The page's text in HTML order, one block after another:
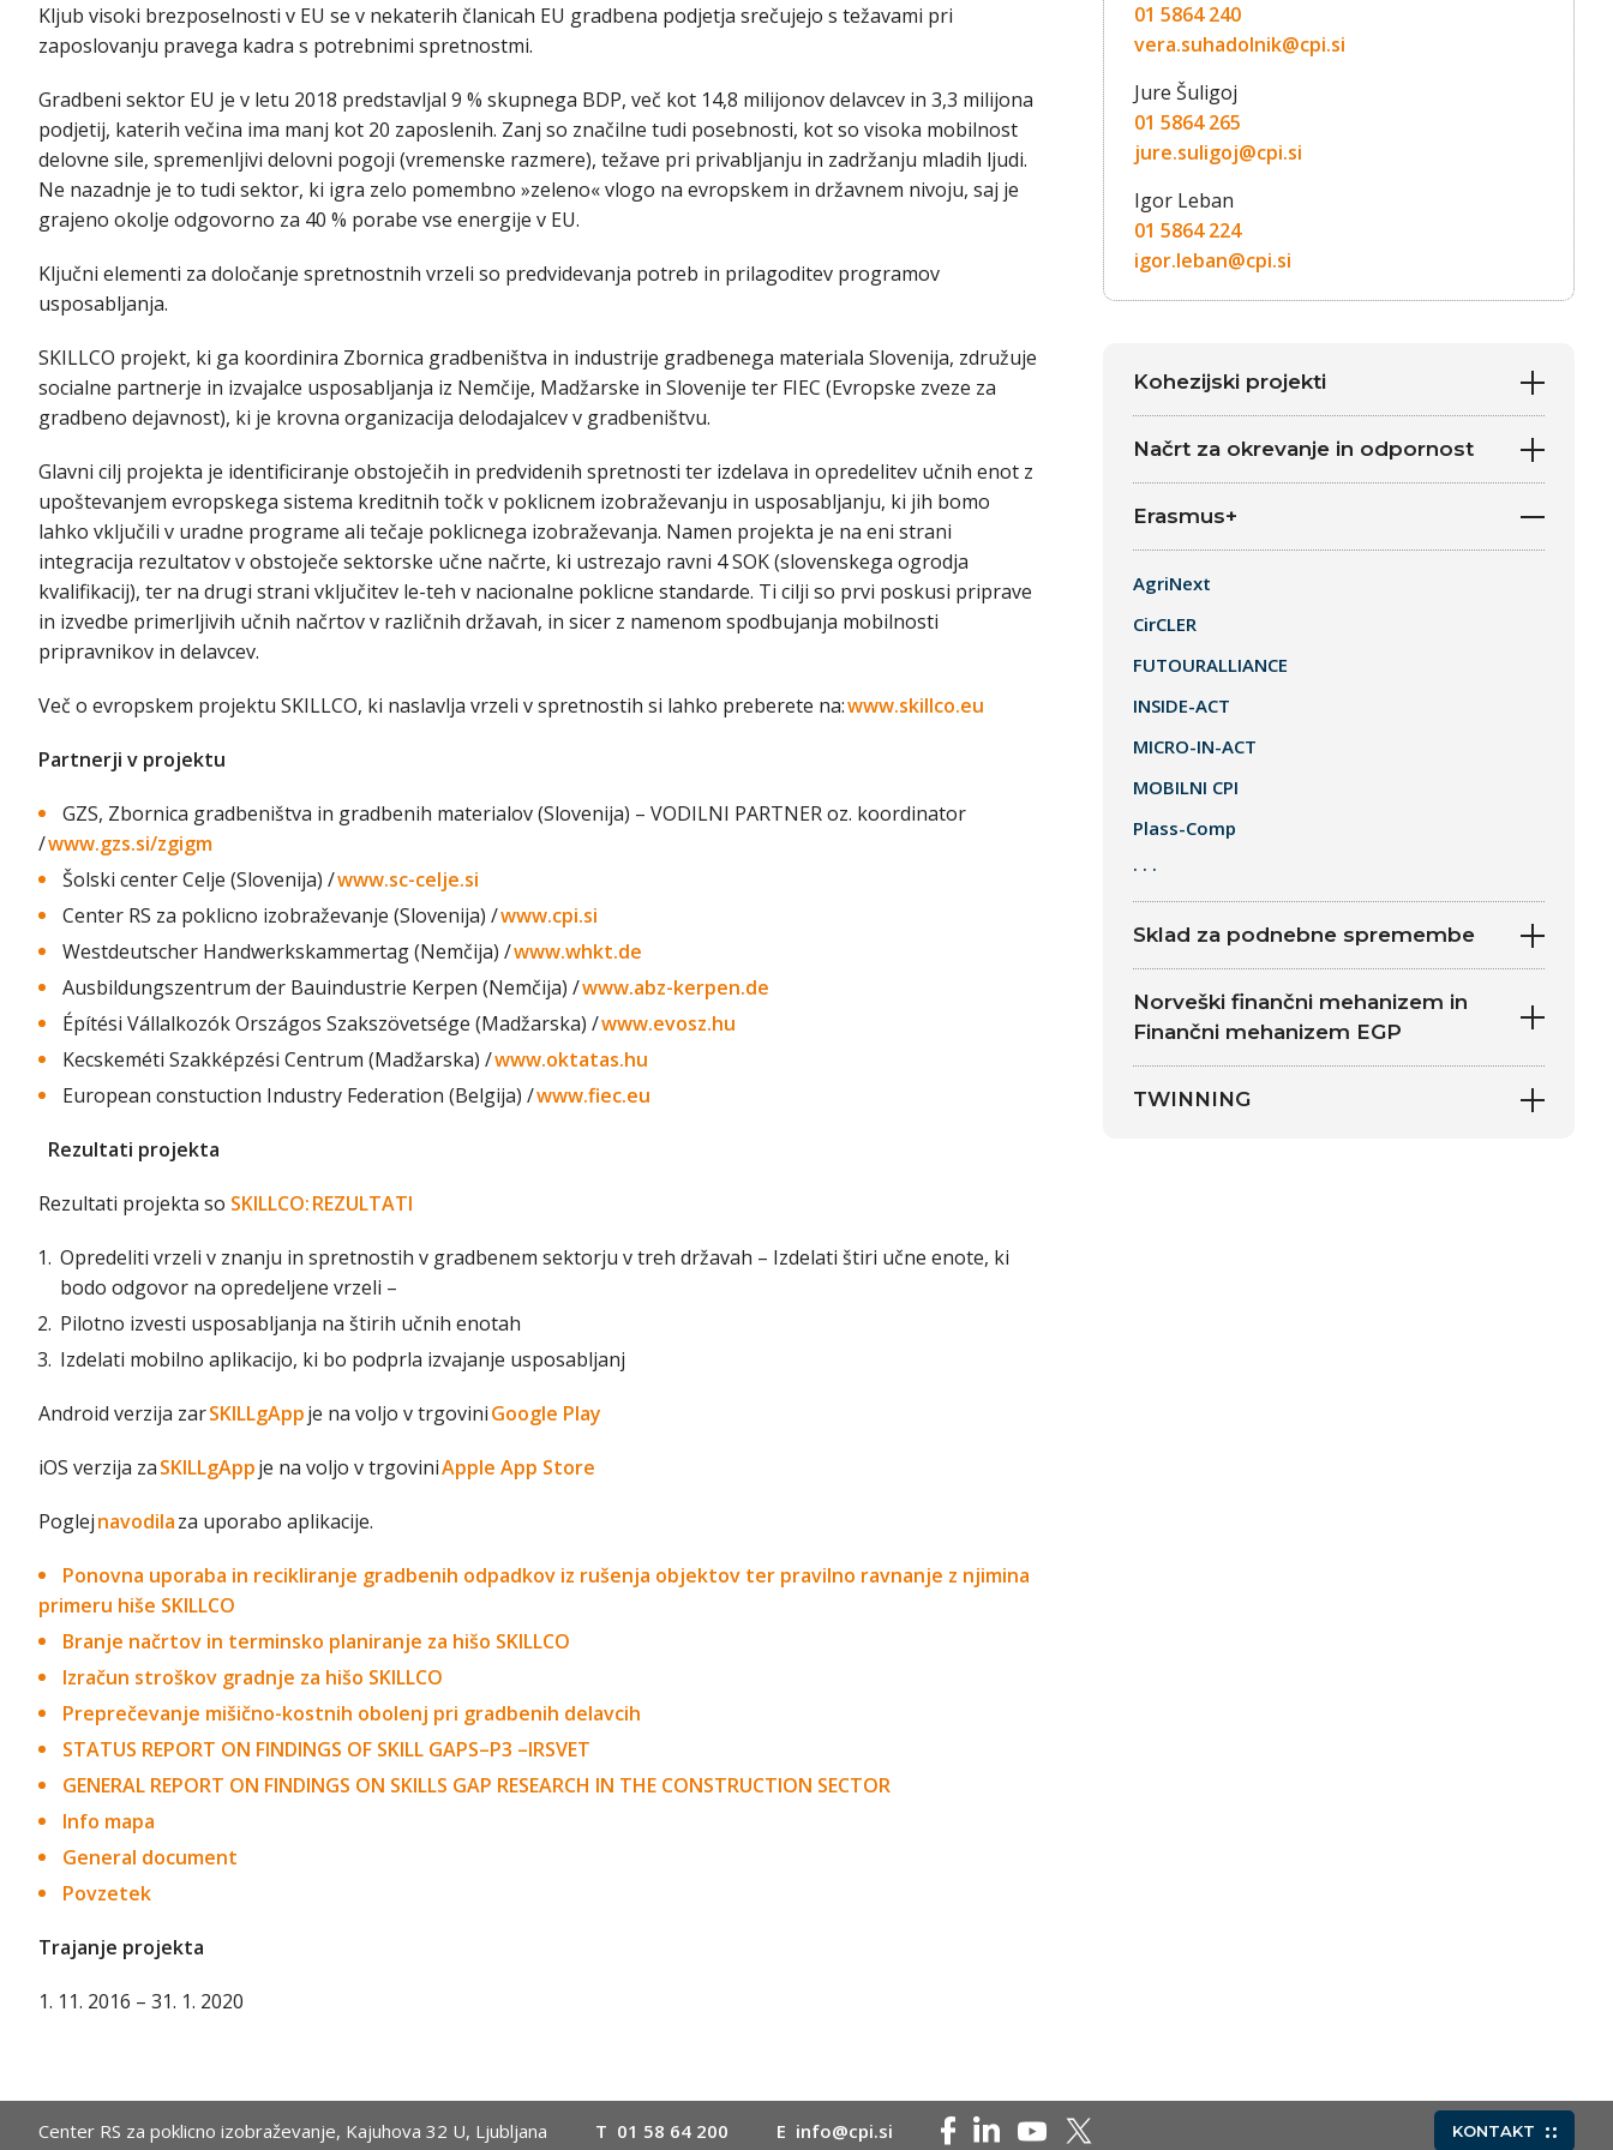
Kljub visoki brezposelnosti v EU se v nekaterih članicah EU gradbena podjetja srečujejo s težavami pri
zaposlovanju pravega kadra s potrebnimi spretnostmi.
Gradbeni sektor EU je v letu 2018 predstavljal 9 % skupnega BDP, več kot 14,8 milijonov delavcev in 3,3 milijona
podjetij, katerih večina ima manj kot 20 zaposlenih. Zanj so značilne tudi posebnosti, kot so visoka mobilnost
delovne sile, spremenljivi delovni pogoji (vremenske razmere), težave pri privabljanju in zadržanju mladih ljudi.
Ne nazadnje je to tudi sektor, ki igra zelo pomembno »zeleno« vlogo na evropskem in državnem nivoju, saj je
grajeno okolje odgovorno za 40 % porabe vse energije v EU.
Ključni elementi za določanje spretnostnih vrzeli so predvidevanja potreb in prilagoditev programov
usposabljanja.
SKILLCO projekt, ki ga koordinira Zbornica gradbeništva in industrije gradbenega materiala Slovenija, združuje
socialne partnerje in izvajalce usposabljanja iz Nemčije, Madžarske in Slovenije ter FIEC (Evropske zveze za
gradbeno dejavnost), ki je krovna organizacija delodajalcev v gradbeništvu.
Glavni cilj projekta je identificiranje obstoječih in predvidenih spretnosti ter izdelava in opredelitev učnih enot z
upoštevanjem evropskega sistema kreditnih točk v poklicnem izobraževanju in usposabljanju, ki jih bomo
lahko vključili v uradne programe ali tečaje poklicnega izobraževanja. Namen projekta je na eni strani
integracija rezultatov v obstoječe sektorske učne načrte, ki ustrezajo ravni 4 SOK (slovenskega ogrodja
kvalifikacij), ter na drugi strani vključitev le-teh v nacionalne poklicne standarde. Ti cilji so prvi poskusi priprave
in izvedbe primerljivih učnih načrtov v različnih državah, in sicer z namenom spodbujanja mobilnosti
pripravnikov in delavcev.
Več o evropskem projektu SKILLCO, ki naslavlja vrzeli v spretnostih si lahko preberete na:www.skillco.eu
Partnerji v projektu
GZS, Zbornica gradbeništva in gradbenih materialov (Slovenija) – VODILNI PARTNER oz. koordinator
/www.gzs.si/zgigm
Šolski center Celje (Slovenija) /www.sc-celje.si
Center RS za poklicno izobraževanje (Slovenija) /www.cpi.si
Westdeutscher Handwerkskammertag (Nemčija) /www.whkt.de
Ausbildungszentrum der Bauindustrie Kerpen (Nemčija) /www.abz-kerpen.de
Építési Vállalkozók Országos Szakszövetsége (Madžarska) /www.evosz.hu
Kecskeméti Szakképzési Centrum (Madžarska) /www.oktatas.hu
European constuction Industry Federation (Belgija) /www.fiec.eu
Rezultati projekta
Rezultati projekta so SKILLCO: REZULTATI
Opredeliti vrzeli v znanju in spretnostih v gradbenem sektorju v treh državah – Izdelati štiri učne enote, ki
bodo odgovor na opredeljene vrzeli –
Pilotno izvesti usposabljanja na štirih učnih enotah
Izdelati mobilno aplikacijo, ki bo podprla izvajanje usposabljanj
Android verzija zarSKILLgAppje na voljo v trgoviniGoogle Play
iOS verzija zaSKILLgAppje na voljo v trgoviniApple App Store
Poglejnavodilaza uporabo aplikacije.
Ponovna uporaba in recikliranje gradbenih odpadkov iz rušenja objektov ter pravilno ravnanje z njimina
primeru hiše SKILLCO
Branje načrtov in terminsko planiranje za hišo SKILLCO
Izračun stroškov gradnje za hišo SKILLCO
Preprečevanje mišično-kostnih obolenj pri gradbenih delavcih
STATUS REPORT ON FINDINGS OF SKILL GAPS–P3 –IRSVET
GENERAL REPORT ON FINDINGS ON SKILLS GAP RESEARCH IN THE CONSTRUCTION SECTOR
Info mapa
General document
Povzetek
Trajanje projekta
1. 11. 2016 – 31. 1. 2020
01 5864 240
vera.suhadolnik@cpi.si
Jure Šuligoj
01 5864 265
jure.suligoj@cpi.si
Igor Leban
01 5864 224
igor.leban@cpi.si
Kohezijski projekti
Načrt za okrevanje in odpornost
Erasmus+
AgriNext
CirCLER
FUTOURALLIANCE
INSIDE-ACT
MICRO-IN-ACT
MOBILNI CPI
Plass-Comp
· · ·
Sklad za podnebne spremembe
Norveški finančni mehanizem in
Finančni mehanizem EGP
TWINNING
Center RS za poklicno izobraževanje, Kajuhova 32 U, Ljubljana T 01 58 64 200 E info@cpi.si KONTAKT